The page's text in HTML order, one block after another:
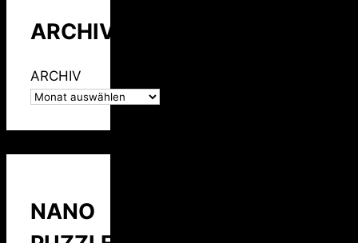
ARCHIV
ARCHIV
NANO